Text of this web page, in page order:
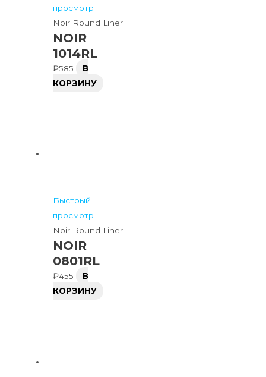
просмотр
Noir Round Liner
NOIR
1014RL
₽585
В
КОРЗИНУ
Быстрый
просмотр
Noir Round Liner
NOIR
0801RL
₽455
В
КОРЗИНУ